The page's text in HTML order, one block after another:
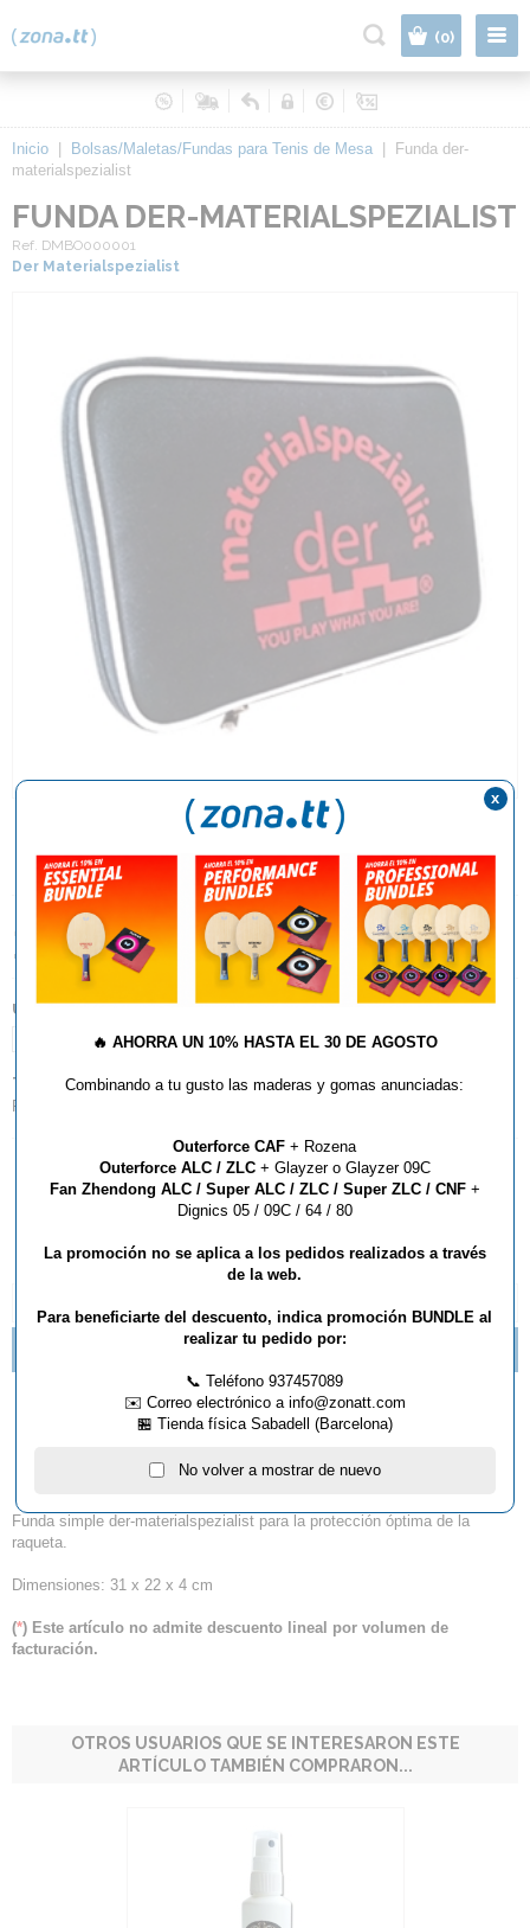
(0)
Inicio Bolsas/Maletas/Fundas para Tenis de Mesa
Funda der-
materialspezialist
FUNDA DER-MATERIALSPEZIALIST
Ref. DMBO000001
Der Materialspezialist
14,90€
UNIDADES:
TIPO:
Fundas
AÑADIR AL CARRITO
NUEVOS MODELOS DE BOLSAS STANFLY
Funda der-
materialspezialist
Funda simple der-materialspezialist para la protección óptima de la
raqueta.
Dimensiones: 31 x 22 x 4 cm
(*) Este artículo no admite descuento lineal por volumen de
facturación.
OTROS USUARIOS QUE SE INTERESARON ESTE
ARTÍCULO TAMBIÉN COMPRARON...
🔥 AHORRA UN 10% HASTA EL 30 DE AGOSTO
Combinando a tu gusto las maderas y gomas anunciadas:
Outerforce CAF + Rozena
Outerforce ALC / ZLC+ Glayzer o Glayzer 09C
Fan Zhendong ALC / Super ALC / ZLC / Super ZLC / CNF+
Dignics 05 / 09C / 64 / 80
La promoción no se aplica a los pedidos realizados a través
de la web.
Para beneficiarte del descuento, indica promoción BUNDLE al
realizar tu pedido por:
📞 Teléfono 937457089
✉️ Correo electrónico a info@zonatt.com
🏪 Tienda física Sabadell (Barcelona)
No volver a mostrar de nuevo
x